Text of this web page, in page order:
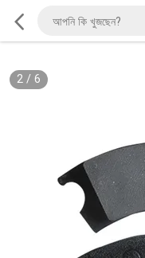
2/ 6